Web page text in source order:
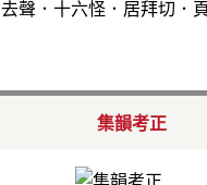
去聲．十六怪．居拜切．
集韻考正